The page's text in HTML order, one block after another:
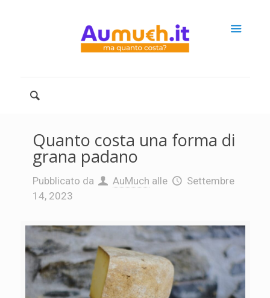
Quanto costa una forma di
grana padano
Pubblicato da AuMuch alle
Settembre
14, 2023